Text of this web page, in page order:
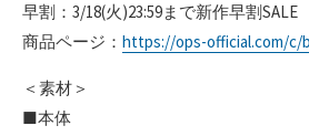
早割：3/18(火)23:59まで新作早割SALE
商品ページ： https://ops-official.com/c/
＜素材＞
■本体